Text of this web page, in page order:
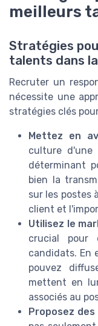
meilleurs
Stratégies
talents dans
Recruter un
nécessite une
stratégies clés
Mettez en
culture d'une
déterminant
bien la
sur les postes
client et
Utilisez le
crucial pour
candidats. En
pouvez
mettent en
associés au
Proposez